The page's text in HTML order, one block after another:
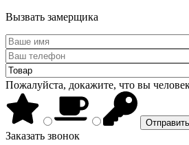
Вызвать замерщика
Пожалуйста, докажите, что вы
Заказать звонок